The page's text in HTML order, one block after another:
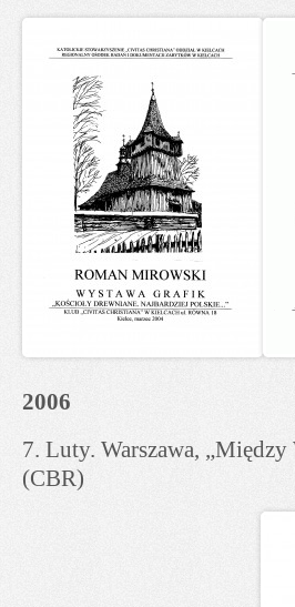
2006
7. Luty. Warszawa, „Między
(CBR)